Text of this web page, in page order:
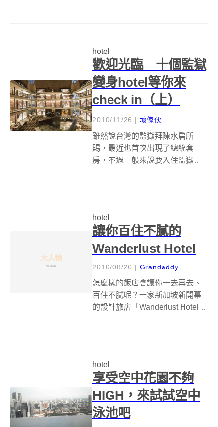
團，住的地方咱們可已經幫大家
找好了喔！鏘鏘！...
hotel
歡迎光臨 十個監獄
變身hotel等你來
check in（上）
2010/11/26 | 壞傢伙
雖然說台灣的監獄拜陳水扁所
賜，最近也首次出現了總統套
房，不過一般來說要入住監獄不
級之後轉型成商務性質的旅館，...
hotel
讓你百住不膩的
Wanderlust Hotel
2010/08/26 | Grandaddy
怎麼樣的飯店會讓你一去再去、
百住不膩呢？一家新加坡新開幕
的設計旅店「Wanderlust Hotel」
感喔！這家很...
hotel
享受空中花園不夠
HIGH，來試試空中
泳池吧